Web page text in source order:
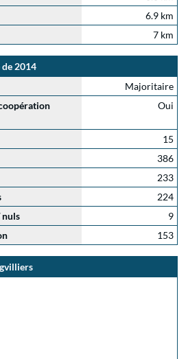
6.9 km
7 km
2014
Majoritaire
Oui
15
386
233
224
nuls
9
153